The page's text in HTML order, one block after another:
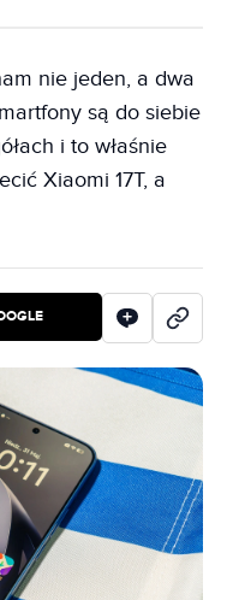
nie jeden, a dwa
są do siebie
i to właśnie
Xiaomi 17T, a